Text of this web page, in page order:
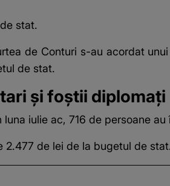
stat.
de Conturi s-au acordat
de stat.
și foștii diplomați
iulie ac, 716 de persoane
2.477 de lei de la bugetul de